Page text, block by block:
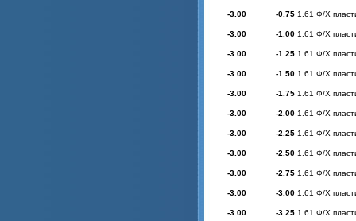
-3.00 -0.75 1.61 Ф/Х
-3.00 -1.00 1.61 Ф/Х
-3.00 -1.25 1.61 Ф/Х
-3.00 -1.50 1.61 Ф/Х
-3.00 -1.75 1.61 Ф/Х
-3.00 -2.00 1.61 Ф/Х
-3.00 -2.25 1.61 Ф/Х
-3.00 -2.50 1.61 Ф/Х
-3.00 -2.75 1.61 Ф/Х
-3.00 -3.00 1.61 Ф/Х
-3.00 -3.25 1.61 Ф/Х